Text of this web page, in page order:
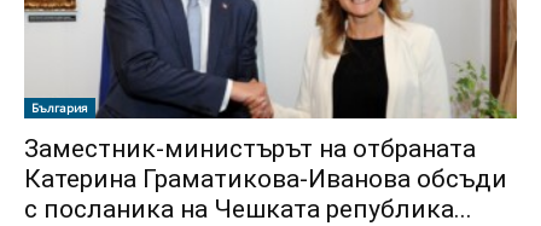
България
Заместник-министърът на отбраната
Катерина Граматикова-Иванова обсъди
с посланика на Чешката република...